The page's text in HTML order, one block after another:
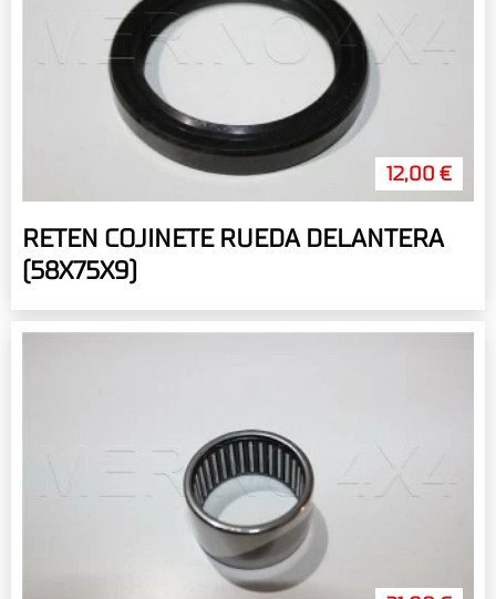
12,00 €
RETEN COJINETE RUEDA DELANTERA
(58X75X9)